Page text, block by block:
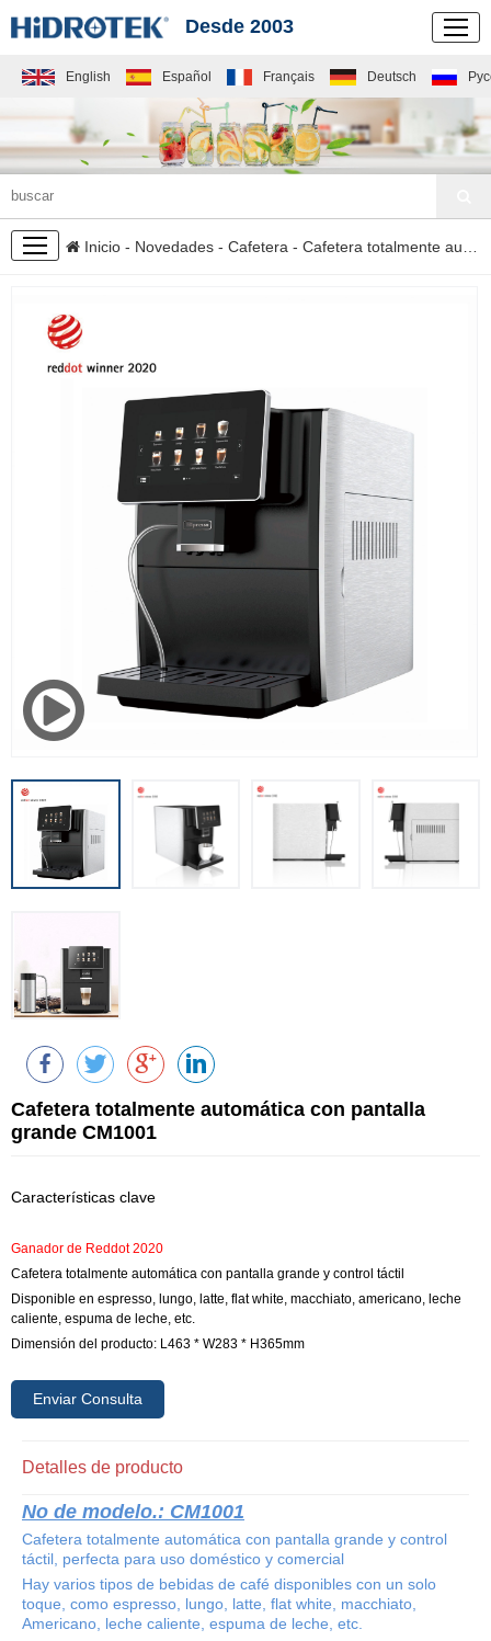
Desde 2003
English Español Français Deutsch
NOVEDADES
Inicio - Novedades - Cafetera - Cafetera totalmente automática con pantalla grande CM1001
Cafetera totalmente automática con pantalla
grande CM1001
Características clave
Ganador de Reddot 2020
Cafetera totalmente automática con pantalla grande y control táctil
Disponible en espresso, lungo, latte, flat white, macchiato, americano, leche
caliente, espuma de leche, etc.
Dimensión del producto: L463 * W283 * H365mm
Enviar Consulta
Detalles de producto
No de modelo.: CM1001
Cafetera totalmente automática con pantalla grande y control
táctil, perfecta para uso doméstico y comercial
Hay varios tipos de bebidas de café disponibles con un solo
toque, como espresso, lungo, latte, flat white, macchiato,
Americano, leche caliente, espuma de leche, etc.